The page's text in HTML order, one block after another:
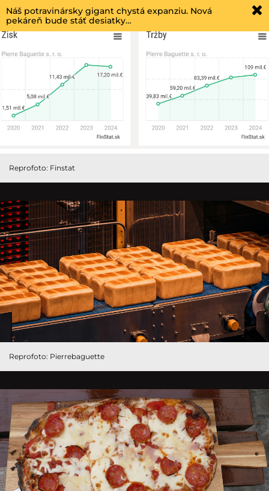
Náš potravinársky gigant chystá expanziu. Nová
pekáreň bude stáť desiatky…
Reprofoto: Finstat
Reprofoto: Pierrebaguette